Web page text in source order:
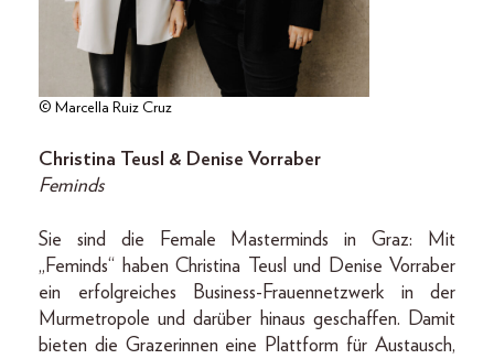
© Marcella Ruiz Cruz
Christina Teusl & Denise Vorraber
Feminds
Sie sind die Female Masterminds in Graz: Mit
„Feminds“ haben Christina Teusl und Denise Vorraber
ein erfolgreiches Business-Frauennetzwerk in der
Murmetropole und darüber hinaus geschaffen. Damit
bieten die Grazerinnen eine Plattform für Austausch,